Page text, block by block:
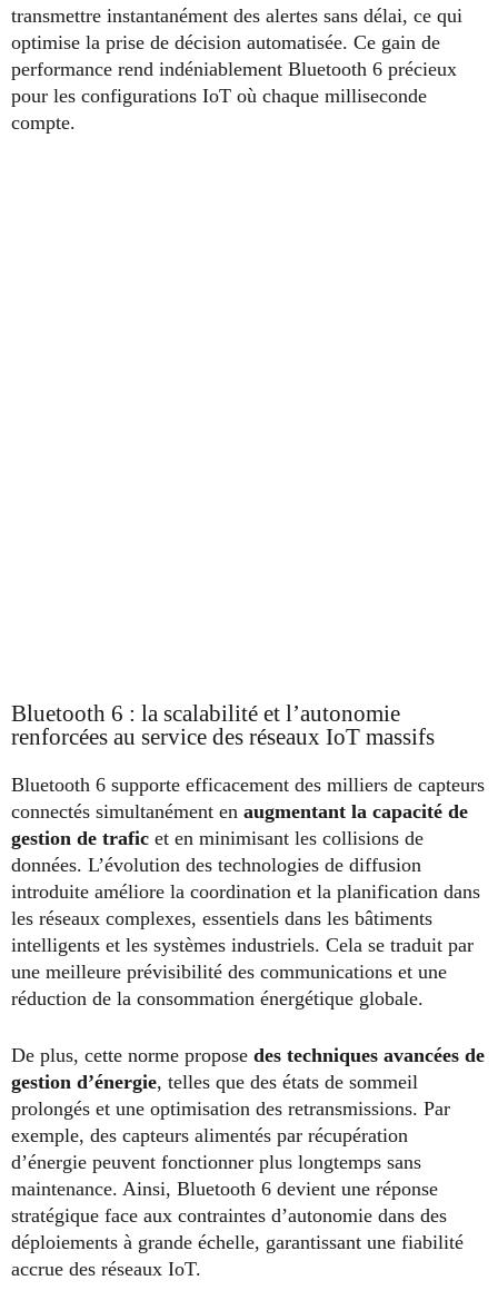
transmettre instantanément des alertes sans délai, ce qui
optimise la prise de décision automatisée. Ce gain de
performance rend indéniablement Bluetooth 6 précieux
pour les configurations IoT où chaque milliseconde
compte.
Bluetooth 6 : la scalabilité et l’autonomie
renforcées au service des réseaux IoT massifs
Bluetooth 6 supporte efficacement des milliers de capteurs
connectés simultanément en augmentant la capacité de
gestion de trafic et en minimisant les collisions de
données. L’évolution des technologies de diffusion
introduite améliore la coordination et la planification dans
les réseaux complexes, essentiels dans les bâtiments
intelligents et les systèmes industriels. Cela se traduit par
une meilleure prévisibilité des communications et une
réduction de la consommation énergétique globale.
De plus, cette norme propose des techniques avancées de
gestion d’énergie, telles que des états de sommeil
prolongés et une optimisation des retransmissions. Par
exemple, des capteurs alimentés par récupération
d’énergie peuvent fonctionner plus longtemps sans
maintenance. Ainsi, Bluetooth 6 devient une réponse
stratégique face aux contraintes d’autonomie dans des
déploiements à grande échelle, garantissant une fiabilité
accrue des réseaux IoT.